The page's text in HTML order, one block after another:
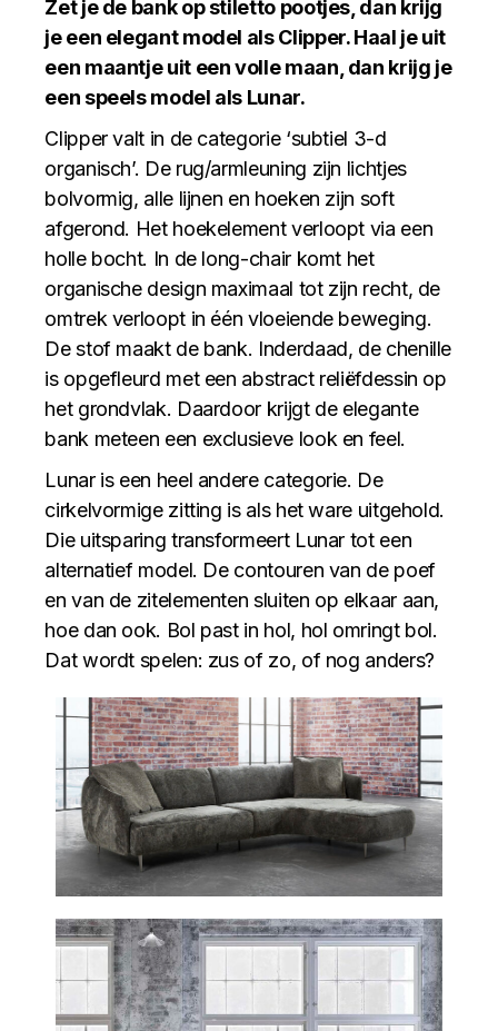
Zet je de bank op stiletto pootjes, dan krijg
je een elegant model als Clipper. Haal je uit
een maantje uit een volle maan, dan krijg je
een speels model als Lunar.
Clipper valt in de categorie ‘subtiel 3-d
organisch’. De rug/armleuning zijn lichtjes
bolvormig, alle lijnen en hoeken zijn soft
afgerond. Het hoekelement verloopt via een
holle bocht. In de long-chair komt het
organische design maximaal tot zijn recht, de
omtrek verloopt in één vloeiende beweging.
De stof maakt de bank. Inderdaad, de chenille
is opgefleurd met een abstract reliëfdessin op
het grondvlak. Daardoor krijgt de elegante
bank meteen een exclusieve look en feel.
Lunar is een heel andere categorie. De
cirkelvormige zitting is als het ware uitgehold.
Die uitsparing transformeert Lunar tot een
alternatief model. De contouren van de poef
en van de zitelementen sluiten op elkaar aan,
hoe dan ook. Bol past in hol, hol omringt bol.
Dat wordt spelen: zus of zo, of nog anders?